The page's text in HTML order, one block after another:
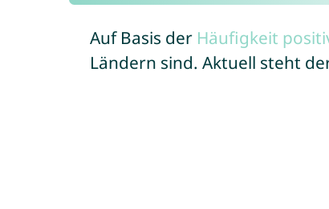
Auf Basis der Häufigkeit
Ländern sind. Aktuell steht